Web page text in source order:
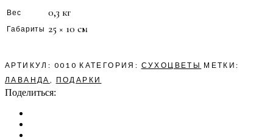
Вес 0,3 кг
Габариты 25 × 10 см
АРТИКУЛ: 0010 КАТЕГОРИЯ: СУХОЦВЕТЫ МЕТКИ:
ЛАВАНДА , ПОДАРКИ
Поделиться: